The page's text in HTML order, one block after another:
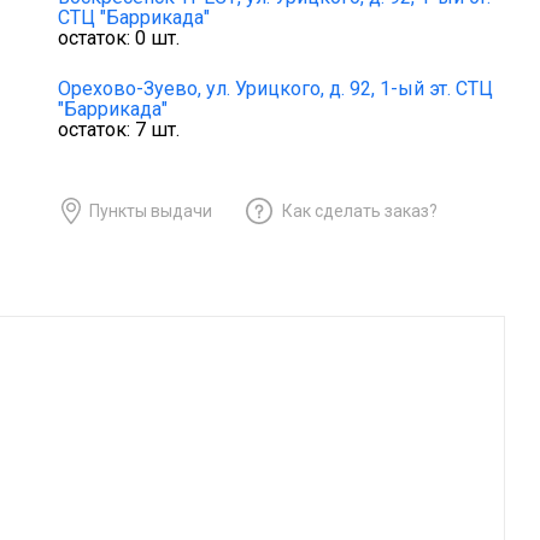
СТЦ "Баррикада"
остаток: 0 шт.
Орехово-Зуево, ул. Урицкого, д. 92, 1-ый эт. СТЦ
"Баррикада"
остаток: 7 шт.
Пункты выдачи Как сделать заказ?